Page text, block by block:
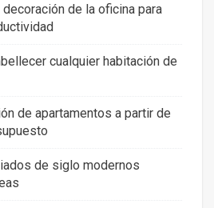
de la oficina para
cualquier habitación de
de apartamentos a partir de
de siglo modernos